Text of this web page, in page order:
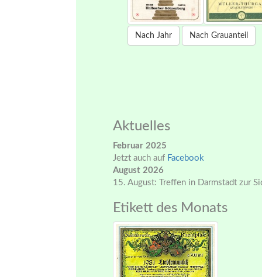
Nach Jahr Nach Grauanteil
Aktuelles
Februar 2025
Jetzt auch auf Facebook
August 2026
15. August: Treffen in Darmstadt zur
Etikett des Monats